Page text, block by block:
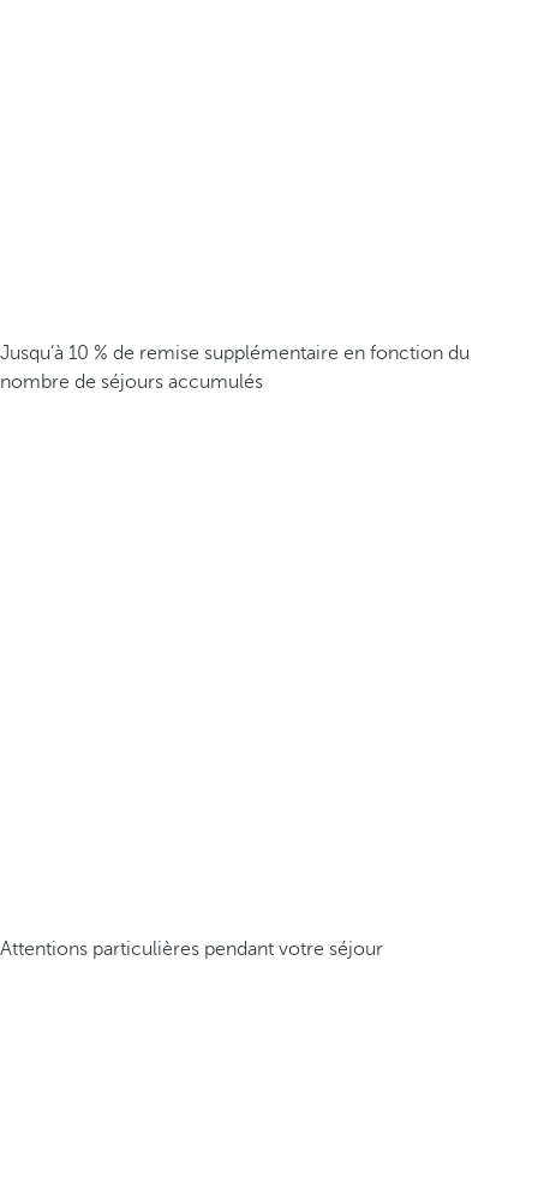
Jusqu’à 10 % de remise supplémentaire en fonction du
nombre de séjours accumulés
Attentions particulières pendant votre séjour